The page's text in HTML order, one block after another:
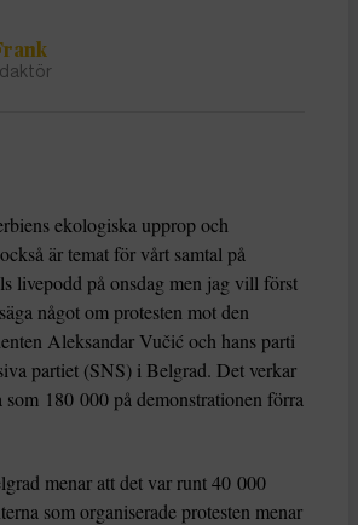
ekologiska upprop och
är temat för vårt samtal på
livepodd på onsdag men jag vill först
något om protesten mot den
Aleksandar Vučić och hans parti
partiet (SNS) i Belgrad. Det verkar
som 180 000 på demonstrationen förra
menar att det var runt 40 000
som organiserade protesten menar